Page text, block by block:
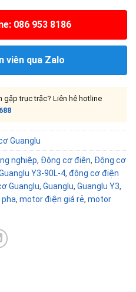
086 953 8186
viên qua Zalo
gặp trục trặc? Liên hệ hotline
Guanglu
nghiệp, Động cơ điên, Động cơ
Y3-90L-4, động cơ điện
Guanglu, Guanglu, Guanglu Y3,
, motor điện giá rẻ, motor